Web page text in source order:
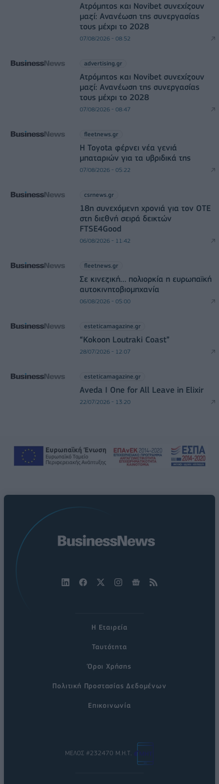
Ατρόμητος και Novibet συνεχίζουν
μαζί: Ανανέωση της συνεργασίας
τους μέχρι το 2028
07/08/2026 - 08:52
advertising.gr
Ατρόμητος και Novibet συνεχίζουν
μαζί: Ανανέωση της συνεργασίας
τους μέχρι το 2028
07/08/2026 - 08:47
fleetnews.gr
Η Toyota φέρνει νέα γενιά
μπαταριών για τα υβριδικά της
07/08/2026 - 05:22
csrnews.gr
18η συνεχόμενη χρονιά για τον ΟΤΕ
στη διεθνή σειρά δεικτών
FTSE4Good
06/08/2026 - 11:42
fleetnews.gr
Σε κινεζική… πολιορκία η ευρωπαϊκή
αυτοκινητοβιομηχανία
06/08/2026 - 05:00
esteticamagazine.gr
“Kokoon Loutraki Coast”
28/07/2026 - 12:07
esteticamagazine.gr
Aveda I One for All Leave in Elixir
22/07/2026 - 13:20
Η Εταιρεία
Ταυτότητα
Όροι Χρήσης
Πολιτική Προστασίας Δεδομένων
Επικοινωνία
ΜΕΛΟΣ #232470 Μ.Η.Τ.